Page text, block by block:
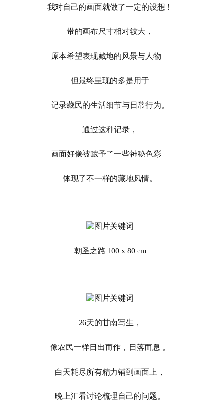
我对自己的画面就做了一定的设想！
带的画布尺寸相对较大，
原本希望表现藏地的风景与人物，
但最终呈现的多是用于
记录藏民的生活细节与日常行为。
通过这种记录，
画面好像被赋予了一些神秘色彩，
体现了不一样的藏地风情。
朝圣之路 100 x 80 cm
26天的甘南写生，
像农民一样日出而作，日落而息 。
白天耗尽所有精力铺到画面上，
晚上汇看讨论梳理自己的问题。